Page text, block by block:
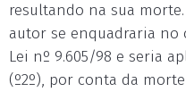
resultando na sua
autor se enquadraria no
Lei nº 9.605/98 e seria
(º2º), por conta da